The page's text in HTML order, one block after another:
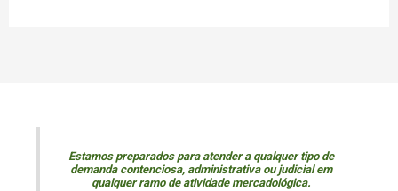
Estamos preparados para atender a qualquer tipo de
demanda contenciosa, administrativa ou judicial em
qualquer ramo de atividade mercadológica.